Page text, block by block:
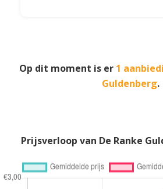
Op dit moment is er 1
Guldenberg.
Prijsverloop van De Ranke